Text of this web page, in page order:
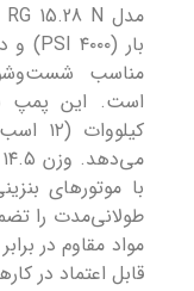
مناسب
با موتورهای
طولانی‌مدت را
مواد مقاوم در
قابل اعتماد در